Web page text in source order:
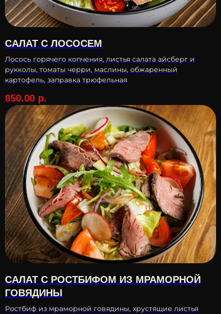
САЛАТ С ЛОСОСЕМ
Лосось горячего копчения, листья салата айсберг и
рукколы, томаты черри, маслины, обжаренный
картофель, заправка трюфельная
850.00 р.
САЛАТ С РОСТБИФОМ ИЗ МРАМОРНОЙ
ГОВЯДИНЫ
Ростбиф из мраморной говядины, хрустящие листья